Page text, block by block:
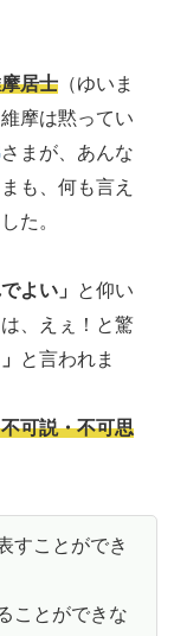
居士 （ゆいま
摩は黙ってい
さまが、あんな
も、何も言え
た。
よい」
と仰い
、えぇ！と驚
と言われま
可説・不可思
ことができ
とができな